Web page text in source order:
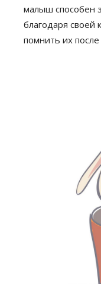
малыш способен
благодаря своей
помнить их